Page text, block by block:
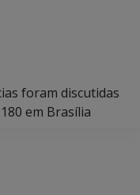
foram discutidas
em Brasília